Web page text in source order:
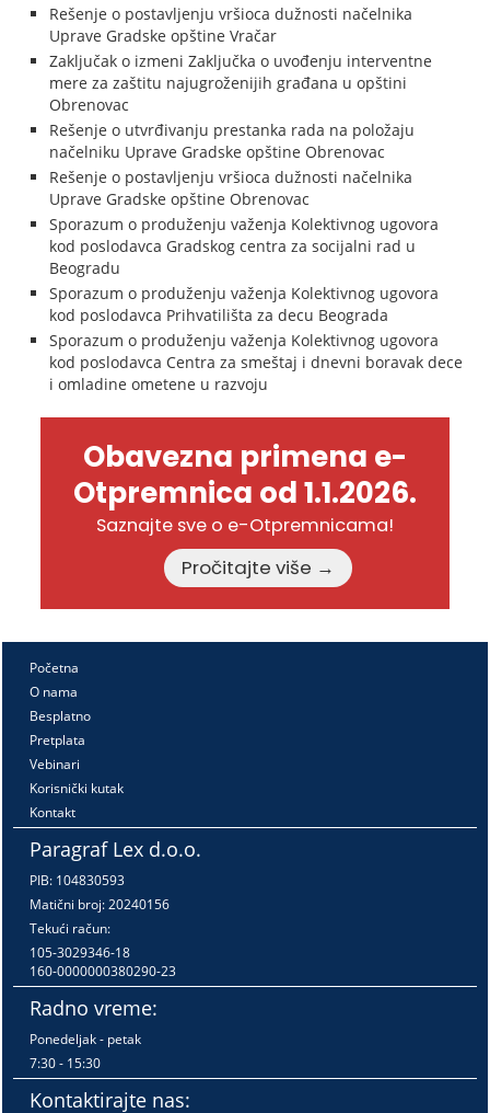
Rešenje o postavljenju vršioca dužnosti načelnika
Uprave Gradske opštine Vračar
Zaključak o izmeni Zaključka o uvođenju interventne
mere za zaštitu najugroženijih građana u opštini
Obrenovac
Rešenje o utvrđivanju prestanka rada na položaju
načelniku Uprave Gradske opštine Obrenovac
Rešenje o postavljenju vršioca dužnosti načelnika
Uprave Gradske opštine Obrenovac
Sporazum o produženju važenja Kolektivnog ugovora
kod poslodavca Gradskog centra za socijalni rad u
Beogradu
Sporazum o produženju važenja Kolektivnog ugovora
kod poslodavca Prihvatilišta za decu Beograda
Sporazum o produženju važenja Kolektivnog ugovora
kod poslodavca Centra za smeštaj i dnevni boravak dece
i omladine ometene u razvoju
Obavezna primena e-
Otpremnica od 1.1.2026.
Saznajte sve o e-Otpremnicama!
Pročitajte više →
Početna
O nama
Besplatno
Pretplata
Vebinari
Korisnički kutak
Kontakt
Paragraf Lex d.o.o.
PIB: 104830593
Matični broj: 20240156
Tekući račun:
105-3029346-18
160-0000000380290-23
Radno vreme:
Ponedeljak - petak
7:30 - 15:30
Kontaktirajte nas: